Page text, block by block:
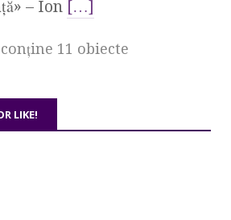
– Ion […]
11 obiecte
LIKE!